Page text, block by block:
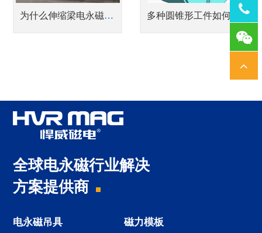
为什么伸缩梁电永磁吊具在钢铁行业如此受欢迎？
全球电永磁行业解决
方案提供商
电永磁吊具 磁力模板
Tel：